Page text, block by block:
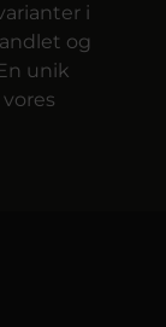
i
og
unik